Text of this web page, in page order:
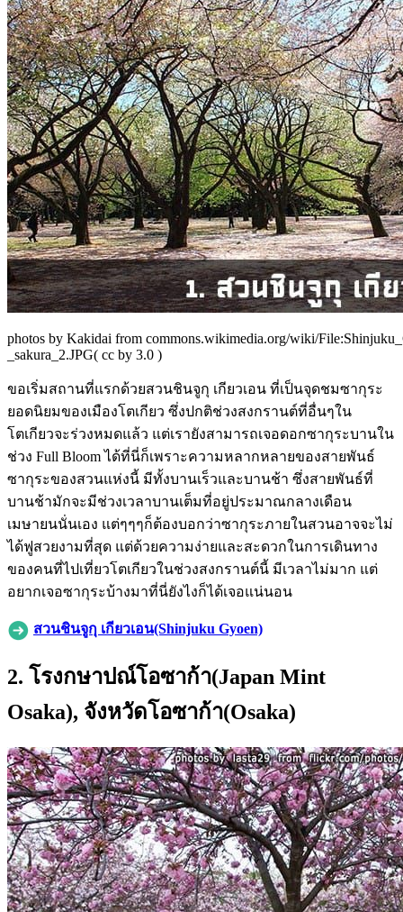
photos by Kakidai from commons.wikimedia.org/wiki/
_sakura_2.JPG( cc by 3.0 )
ขอเริ่มสถานที่แรกด้วยสวนชินจูกุ เกียวเอน ที่เป็นจุดชมซากุระ
ยอดนิยมของเมืองโตเกียว ซึ่งปกติช่วงสงกรานต์ที่อื่นๆใน
โตเกียวจะร่วงหมดแล้ว แต่เรายังสามารถเจอดอกซากุระบานใน
ช่วง Full Bloom ได้ที่นี่ก็เพราะความหลากหลายของสายพันธ์
ซากุระของสวนแห่งนี้ มีทั้งบานเร็วและบานช้า ซึ่งสายพันธ์ที่
บานช้ามักจะมีช่วงเวลาบานเต็มที่อยู่ประมาณกลางเดือน
เมษายนนั่นเอง แต่ๆๆๆก็ต้องบอกว่าซากุระภายในสวนอาจจะไม่
ได้ฟูสวยงามที่สุด แต่ด้วยความง่ายและสะดวกในการเดินทาง
ของคนที่ไปเที่ยวโตเกียวในช่วงสงกรานต์นี้ มีเวลาไม่มาก แต่
อยากเจอซากุระบ้างมาที่นี่ยังไงก็ได้เจอแน่นอน
สวนชินจูกุ เกียวเอน(Shinjuku Gyoen)
2. โรงกษาปณ์โอซาก้า(Japan Mint
Osaka), จังหวัดโอซาก้า(Osaka)